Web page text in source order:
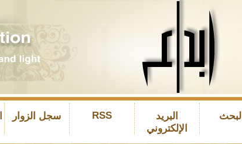
البحث
البريد
الإلكتروني
RSS سجل الزوار